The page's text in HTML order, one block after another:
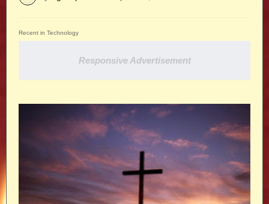
Recent in Technology
Responsive Advertisement